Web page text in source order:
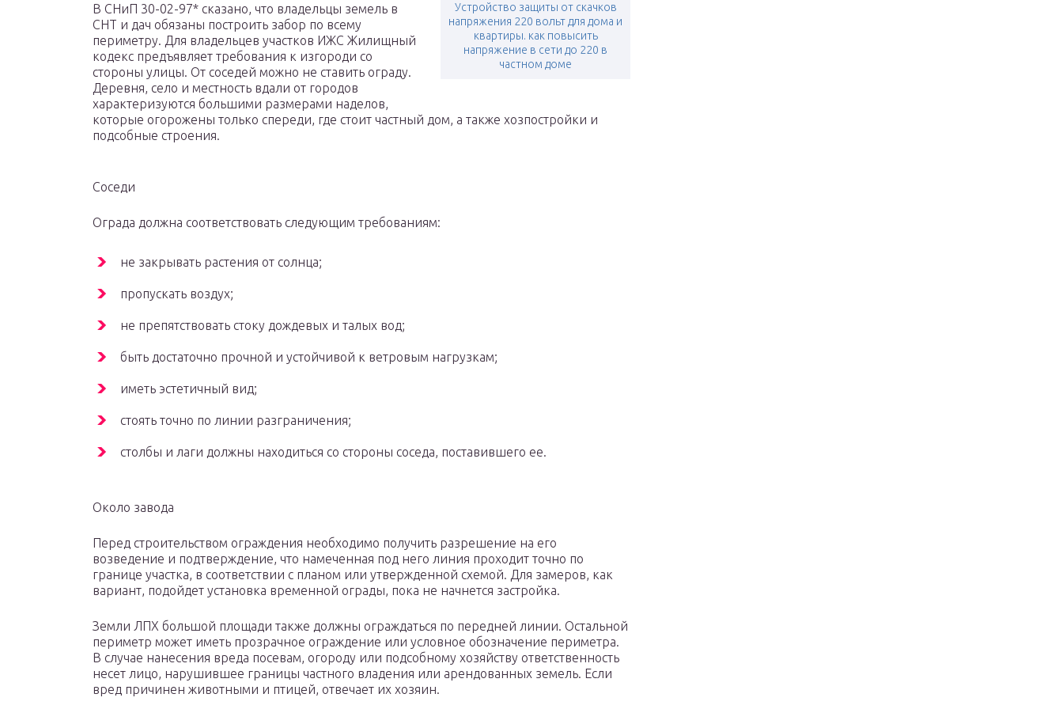
Устройство защиты от скачков
напряжения 220 вольт для дома и
квартиры. как повысить
напряжение в сети до 220 в
частном доме
В СНиП 30-02-97* сказано, что владельцы земель в
СНТ и дач обязаны построить забор по всему
периметру. Для владельцев участков ИЖС Жилищный
кодекс предъявляет требования к изгороди со
стороны улицы. От соседей можно не ставить ограду.
Деревня, село и местность вдали от городов
характеризуются большими размерами наделов,
которые огорожены только спереди, где стоит частный дом, а также хозпостройки и
подсобные строения.
Соседи
Ограда должна соответствовать следующим требованиям:
не закрывать растения от солнца;
пропускать воздух;
не препятствовать стоку дождевых и талых вод;
быть достаточно прочной и устойчивой к ветровым нагрузкам;
иметь эстетичный вид;
стоять точно по линии разграничения;
столбы и лаги должны находиться со стороны соседа, поставившего ее.
Около завода
Перед строительством ограждения необходимо получить разрешение на его
возведение и подтверждение, что намеченная под него линия проходит точно по
границе участка, в соответствии с планом или утвержденной схемой. Для замеров, как
вариант, подойдет установка временной ограды, пока не начнется застройка.
Земли ЛПХ большой площади также должны ограждаться по передней линии. Остальной
периметр может иметь прозрачное ограждение или условное обозначение периметра.
В случае нанесения вреда посевам, огороду или подсобному хозяйству ответственность
несет лицо, нарушившее границы частного владения или арендованных земель. Если
вред причинен животными и птицей, отвечает их хозяин.